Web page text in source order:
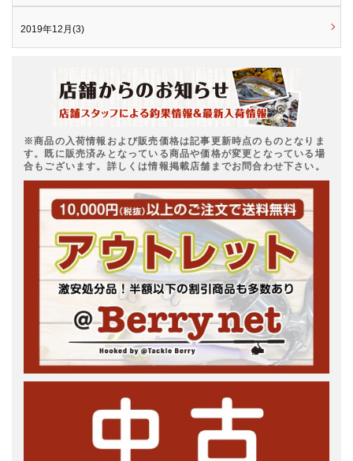
2019年12月(3)
※商品の入荷情報および販売価格は記事更新時点のものとなりま
す。既に販売済みとなっている商品や価格が変更となっている場
合もございます。詳しくは情報掲載店舗までお問合わせ下さい。